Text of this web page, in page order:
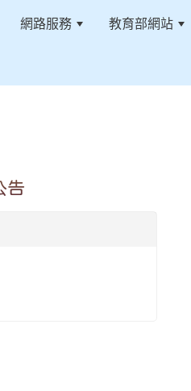
網路服務 教育部網站
告